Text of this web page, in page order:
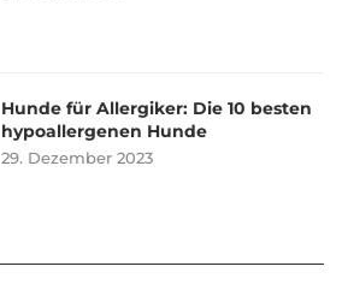
Hunde für Allergiker: Die 10 besten
hypoallergenen Hunde
29. Dezember 2023